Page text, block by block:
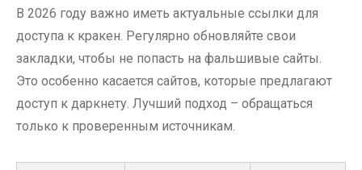
В 2026 году важно иметь актуальные ссылки для
доступа к кракен. Регулярно обновляйте свои
закладки, чтобы не попасть на фальшивые сайты.
Это особенно касается сайтов, которые предлагают
доступ к даркнету. Лучший подход – обращаться
только к проверенным источникам.